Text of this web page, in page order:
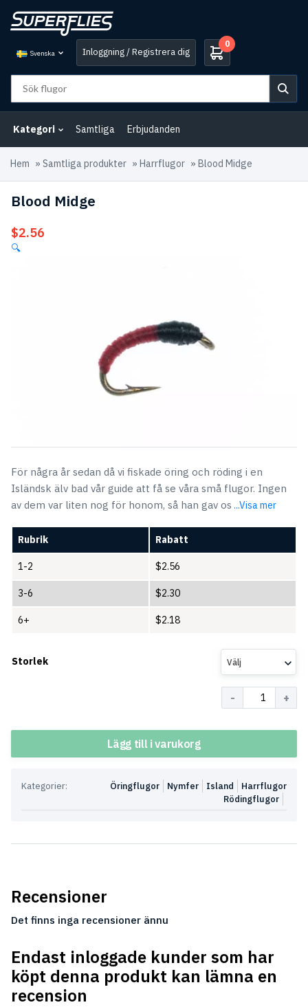
Svenska Inloggning / Registrera dig
0
Kategori Samtliga Erbjudanden
Hem » Samtliga produkter » Harrflugor » Blood Midge
Blood Midge
$2.56
🔍
För några år sedan då vi fiskade öring och röding i en
Isländsk älv bad vår guide att få se våra små flugor. Ingen
av dem var liten nog för honom, så han gav os ...Visa mer
Rubrik Rabatt
1-2 $2.56
3-6 $2.30
6+ $2.18
Storlek Välj
Lägg till i varukorg
Kategorier: Harrflugor
Island
Nymfer
Öringflugor
Rödingflugor
Recensioner
Det finns inga recensioner ännu
Endast inloggade kunder som har
köpt denna produkt kan lämna en
recension